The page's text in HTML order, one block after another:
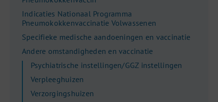
Indicaties Nationaal Programma
Pneumokokkenvaccinatie Volwassenen
Specifieke medische aandoeningen en vaccinatie
Andere omstandigheden en vaccinatie
Psychiatrische instellingen/GGZ instellingen
Verpleeghuizen
Verzorgingshuizen